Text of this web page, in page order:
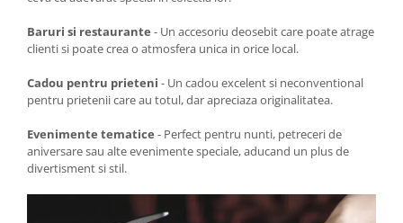
Baruri si restaurante - Un accesoriu deosebit care poate atrage
clienti si poate crea o atmosfera unica in orice local.
Cadou pentru prieteni - Un cadou excelent si neconventional
pentru prietenii care au totul, dar apreciaza originalitatea.
Evenimente tematice - Perfect pentru nunti, petreceri de
aniversare sau alte evenimente speciale, aducand un plus de
divertisment si stil.